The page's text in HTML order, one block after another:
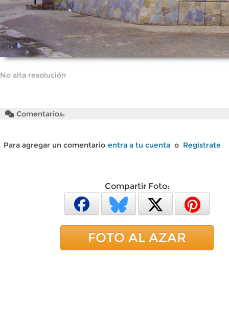
No alta resolución
Comentarios:
Para agregar un comentario entra a tu cuenta o Regístrate
Compartir Foto:
FOTO AL AZAR